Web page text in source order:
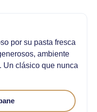
por su pasta fresca
ambiente
Un clásico que nunca